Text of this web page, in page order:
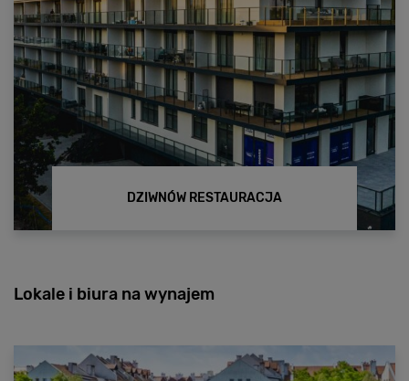
DZIWNÓW RESTAURACJA
Lokale i biura na wynajem